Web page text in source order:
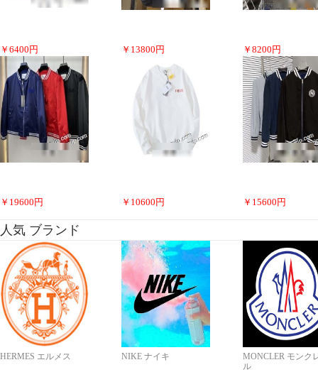
￥ 6400 円 ￥ 13800 円 ￥ 8200 円
￥ 19600 円 ￥ 10600 円 ￥ 15600 円
人気 ブランド
HERMES エルメス NIKE ナイキ
MONCLER モンク
ル